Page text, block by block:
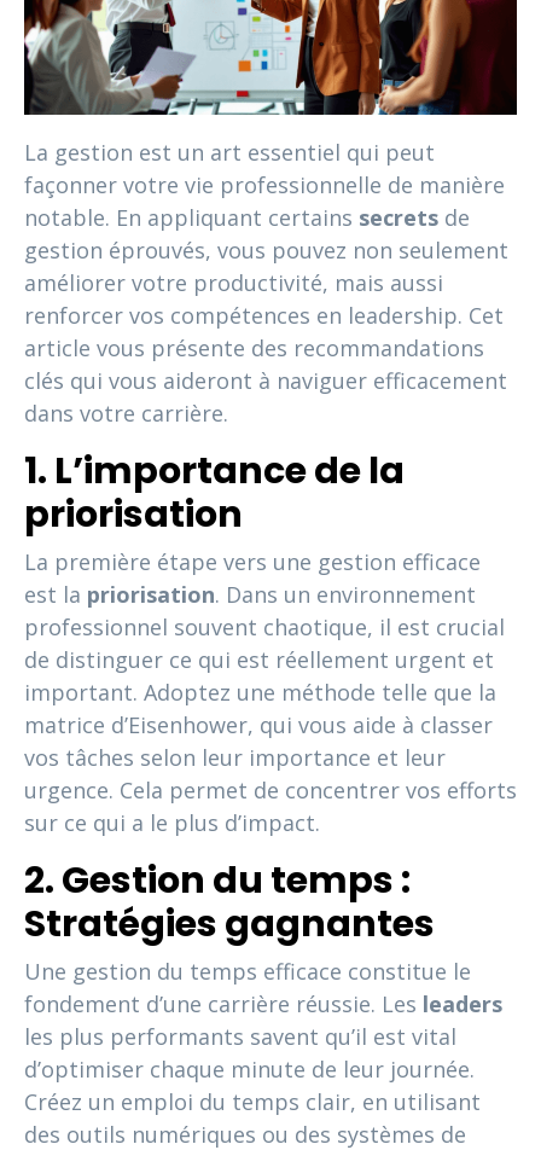
La gestion est un art essentiel qui peut
façonner votre vie professionnelle de manière
notable. En appliquant certains secrets de
gestion éprouvés, vous pouvez non seulement
améliorer votre productivité, mais aussi
renforcer vos compétences en leadership. Cet
article vous présente des recommandations
clés qui vous aideront à naviguer efficacement
dans votre carrière.
1. L’importance de la
priorisation
La première étape vers une gestion efficace
est la priorisation. Dans un environnement
professionnel souvent chaotique, il est crucial
de distinguer ce qui est réellement urgent et
important. Adoptez une méthode telle que la
matrice d’Eisenhower, qui vous aide à classer
vos tâches selon leur importance et leur
urgence. Cela permet de concentrer vos efforts
sur ce qui a le plus d’impact.
2. Gestion du temps :
Stratégies gagnantes
Une gestion du temps efficace constitue le
fondement d’une carrière réussie. Les leaders
les plus performants savent qu’il est vital
d’optimiser chaque minute de leur journée.
Créez un emploi du temps clair, en utilisant
des outils numériques ou des systèmes de